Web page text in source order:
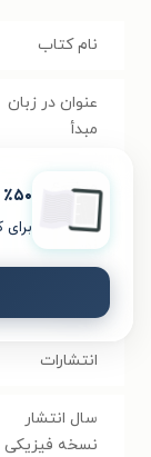
نام کتاب
عنوان در زبان
مبدأ
موضوع
نویسنده
انتشارات
سال انتشار
نسخه فیزیکی
٪۵۰ تخفیف ویژۀ اولین خرید